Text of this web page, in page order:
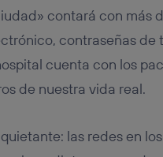
contará con más
contraseñas
cuenta con los
de nuestra vida real.
las redes en